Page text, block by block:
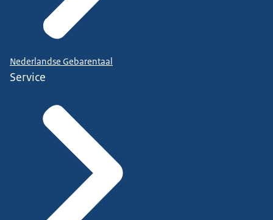
Nederlandse Gebarentaal
Service